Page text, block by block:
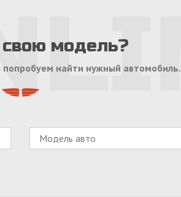
модель?
найти нужный автомобиль.